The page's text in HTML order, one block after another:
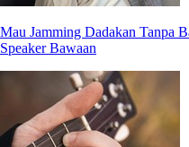
Mau Jamming Dadakan Tanpa
Speaker Bawaan